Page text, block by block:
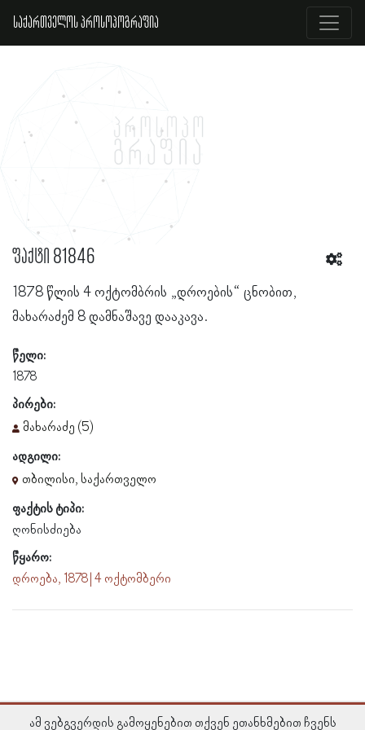
საქართველოს პროსოპოგრაფია
ფაქტი 81846
1878 წლის 4 ოქტომბრის „დროების“ ცნობით,
მახარაძემ 8 დამნაშავე დააკავა.
წელი:
1878
პირები:
მახარაძე (5)
ადგილი:
თბილისი, საქართველო
ფაქტის ტიპი:
ღონისძიება
წყარო:
დროება, 1878 | 4 ოქტომბერი
ამ ვებგვერდის გამოყენებით თქვენ ეთანხმებით ჩვენს